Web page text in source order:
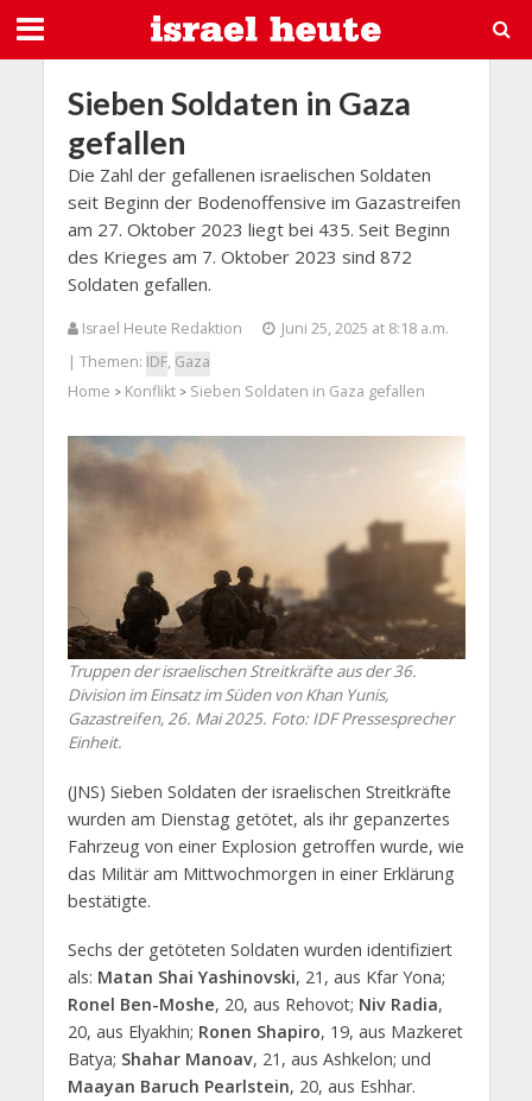
Sieben Soldaten in Gaza
gefallen
Die Zahl der gefallenen israelischen Soldaten
seit Beginn der Bodenoffensive im Gazastreifen
am 27. Oktober 2023 liegt bei 435. Seit Beginn
des Krieges am 7. Oktober 2023 sind 872
Soldaten gefallen.
Israel Heute Redaktion
Juni 25, 2025 at 8:18 a.m.
| Themen: IDF, Gaza
Home > Konflikt> Sieben Soldaten in Gaza gefallen
Truppen der israelischen Streitkräfte aus der 36.
Division im Einsatz im Süden von Khan Yunis,
Gazastreifen, 26. Mai 2025. Foto: IDF Pressesprecher
Einheit.
(JNS) Sieben Soldaten der israelischen Streitkräfte
wurden am Dienstag getötet, als ihr gepanzertes
Fahrzeug von einer Explosion getroffen wurde, wie
das Militär am Mittwochmorgen in einer Erklärung
bestätigte.
Sechs der getöteten Soldaten wurden identifiziert
als: Matan Shai Yashinovski, 21, aus Kfar Yona;
Ronel Ben-Moshe, 20, aus Rehovot; Niv Radia,
20, aus Elyakhin; Ronen Shapiro, 19, aus Mazkeret
Batya; Shahar Manoav, 21, aus Ashkelon; und
Maayan Baruch Pearlstein, 20, aus Eshhar.